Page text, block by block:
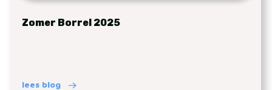
Zomer Borrel 2025
lees blog